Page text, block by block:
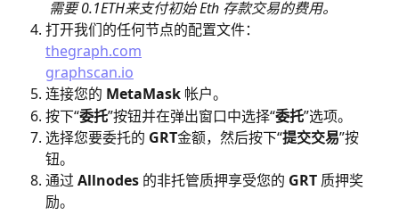
需要 0.1ETH来支付初始 Eth 存款交易的费用。
打开我们的任何节点的配置文件：
thegraph.com
graphscan.io
连接您的 MetaMask 帐户。
按下“委托”按钮并在弹出窗口中选择“委托”选项。
选择您要委托的 GRT金额，然后按下“提交交易”按
钮。
通过 Allnodes 的非托管质押享受您的 GRT 质押奖
励。